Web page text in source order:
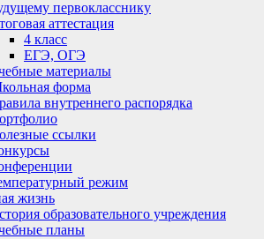
первокласснику
аттестация
4 класс
ЕГЭ, ОГЭ
материалы
форма
внутреннего распорядка
ссылки
режим
жизнь
образовательного учреждения
планы